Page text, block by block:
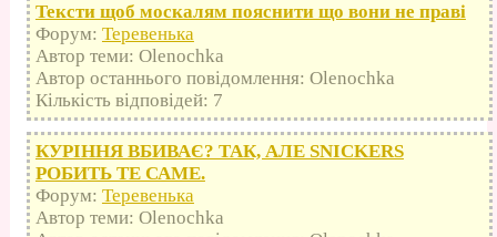
Тексти щоб москалям пояснити що вони не праві
Форум: Теревенька
Автор теми: Olenochka
Автор останнього повідомлення: Olenochka
Кількість відповідей: 7
КУРІННЯ ВБИВАЄ? ТАК, АЛЕ SNICKERS
РОБИТЬ ТЕ САМЕ.
Форум: Теревенька
Автор теми: Olenochka